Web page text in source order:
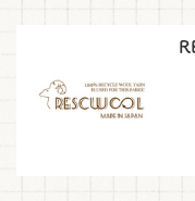
問
活